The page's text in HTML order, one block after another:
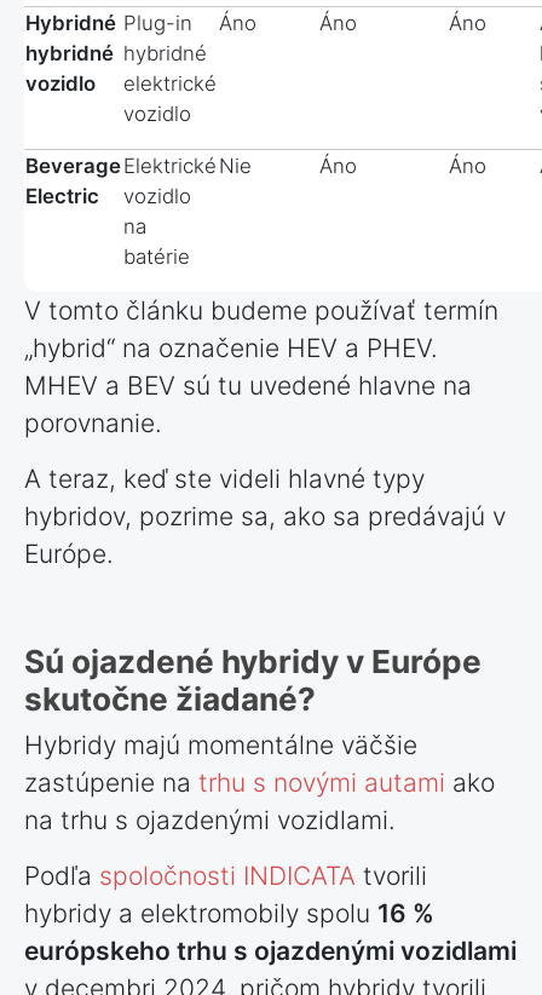
Hybridné
hybridné
vozidlo
Plug-in
hybridné
elektrické
vozidlo
Áno Áno Áno
Beverage
Electric
Elektrické
vozidlo
na
batérie
Nie Áno Áno
V tomto článku budeme používať termín
„hybrid“ na označenie HEV a PHEV.
MHEV a BEV sú tu uvedené hlavne na
porovnanie.
A teraz, keď ste videli hlavné typy
hybridov, pozrime sa, ako sa predávajú v
Európe.
Sú ojazdené hybridy v Európe
skutočne žiadané?
Hybridy majú momentálne väčšie
zastúpenie na trhu s novými autami ako
na trhu s ojazdenými vozidlami.
Podľa spoločnosti INDICATA tvorili
hybridy a elektromobily spolu 16 %
európskeho trhu s ojazdenými vozidlami
v decembri 2024, pričom hybridy tvorili